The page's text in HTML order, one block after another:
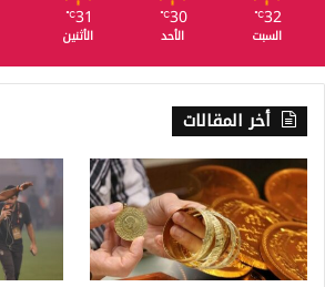
32
℃
السبت
30
℃
الأحد
31
℃
الأثنين
أخر المقالات